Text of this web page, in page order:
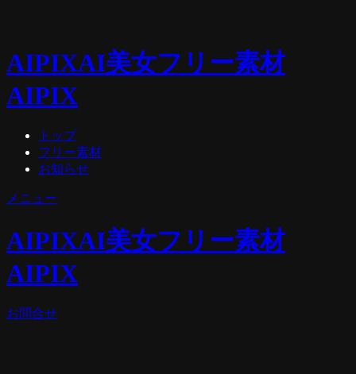
AIPIXAI美女フリー素材
AIPIX
トップ
フリー素材
お知らせ
メニュー
AIPIXAI美女フリー素材
AIPIX
お問合せ